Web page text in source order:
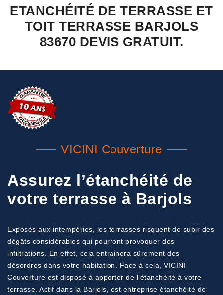
ETANCHÉITÉ DE TERRASSE ET
TOIT TERRASSE BARJOLS
83670 DEVIS GRATUIT.
VICINI Couverture
Assurez l’étanchéité de
votre terrasse à Barjols
Exposés aux intempéries, les terrasses risquent de subir des
dégâts considérables qui pourront provoquer des
infiltrations. En effet, cela entrainera sûrement des
désordres dans votre habitation. Face à cela, VICINI
Couverture est disposé à apporter de l’étanchéité à votre
terrasse. Actif dans la Barjols, est entreprise étanchéité de